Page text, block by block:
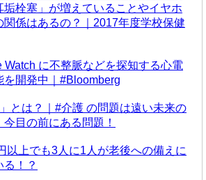
垢栓塞」が増えていることやイヤホ
関係はあるの？｜2017年度学校保健
に不整脈などを探知する心電
を開発中｜#Bloomberg
とは？｜#介護 の問題は遠い未来の
目の前にある問題！
以上でも3人に1人が老後への備えに
！？